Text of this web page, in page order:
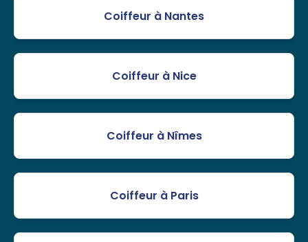
Coiffeur à Nantes
Coiffeur à Nice
Coiffeur à Nîmes
Coiffeur à Paris